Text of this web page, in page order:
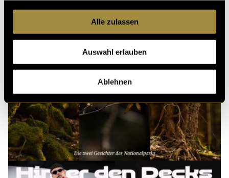
Alle zulassen
Auswahl erlauben
Ablehnen